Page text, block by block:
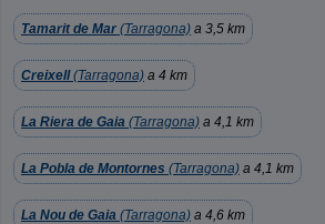
Tamarit de Mar (Tarragona) a 3,5 km
Creixell(Tarragona) a 4 km
La Riera de Gaia (Tarragona) a 4,1 km
La Pobla de Montornes (Tarragona) a 4,1 km
La Nou de Gaia (Tarragona) a 4,6 km